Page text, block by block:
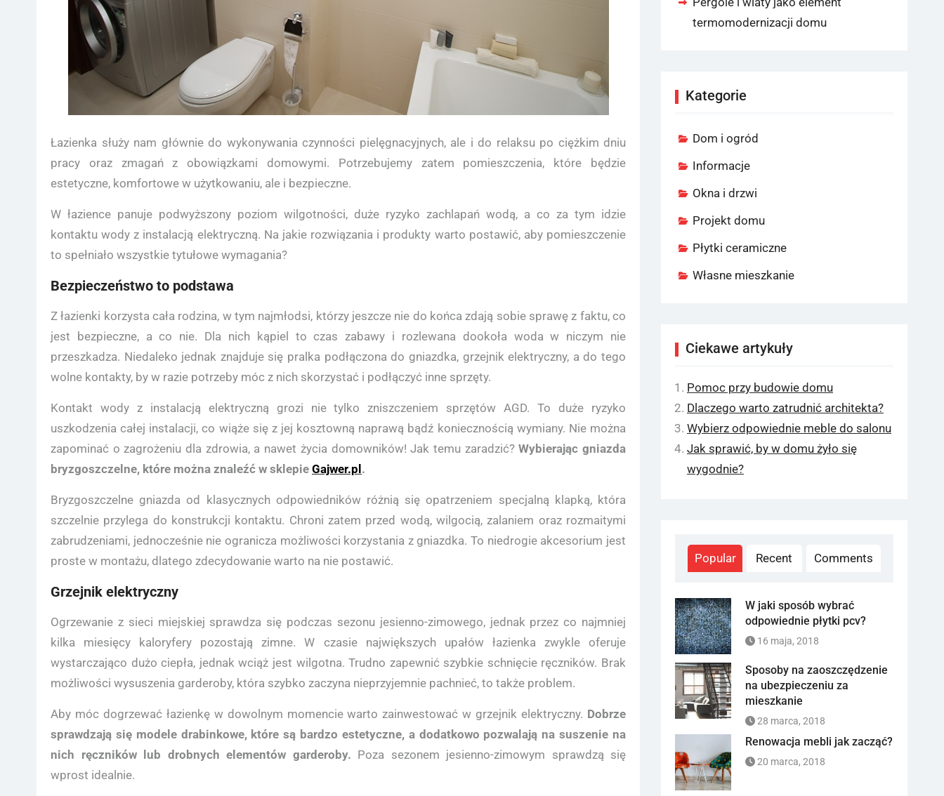
Łazienka służy nam głównie do wykonywania czynności pielęgnacyjnych, ale i do relaksu po ciężkim dniu
pracy oraz zmagań z obowiązkami domowymi. Potrzebujemy zatem pomieszczenia, które będzie
estetyczne, komfortowe w użytkowaniu, ale i bezpieczne.
W łazience panuje podwyższony poziom wilgotności, duże ryzyko zachlapań wodą, a co za tym idzie
kontaktu wody z instalacją elektryczną. Na jakie rozwiązania i produkty warto postawić, aby pomieszczenie
to spełniało wszystkie tytułowe wymagania?
Bezpieczeństwo to podstawa
Z łazienki korzysta cała rodzina, w tym najmłodsi, którzy jeszcze nie do końca zdają sobie sprawę z faktu, co
jest bezpieczne, a co nie. Dla nich kąpiel to czas zabawy i rozlewana dookoła woda w niczym nie
przeszkadza. Niedaleko jednak znajduje się pralka podłączona do gniazdka, grzejnik elektryczny, a do tego
wolne kontakty, by w razie potrzeby móc z nich skorzystać i podłączyć inne sprzęty.
Kontakt wody z instalacją elektryczną grozi nie tylko zniszczeniem sprzętów AGD. To duże ryzyko
uszkodzenia całej instalacji, co wiąże się z jej kosztowną naprawą bądź koniecznością wymiany. Nie można
zapominać o zagrożeniu dla zdrowia, a nawet życia domowników! Jak temu zaradzić?Wybierając gniazda
bryzgoszczelne, które można znaleźć w sklepie Gajwer.pl.
Bryzgoszczelne gniazda od klasycznych odpowiedników różnią się opatrzeniem specjalną klapką, która
szczelnie przylega do konstrukcji kontaktu. Chroni zatem przed wodą, wilgocią, zalaniem oraz rozmaitymi
zabrudzeniami, jednocześnie nie ogranicza możliwości korzystania z gniazdka. To niedrogie akcesorium jest
proste w montażu, dlatego zdecydowanie warto na nie postawić.
Grzejnik elektryczny
Ogrzewanie z sieci miejskiej sprawdza się podczas sezonu jesienno-zimowego, jednak przez co najmniej
kilka miesięcy kaloryfery pozostają zimne. W czasie największych upałów łazienka zwykle oferuje
wystarczająco dużo ciepła, jednak wciąż jest wilgotna. Trudno zapewnić szybkie schnięcie ręczników. Brak
możliwości wysuszenia garderoby, która szybko zaczyna nieprzyjemnie pachnieć, to także problem.
Aby móc dogrzewać łazienkę w dowolnym momencie warto zainwestować w grzejnik elektryczny. Dobrze
sprawdzają się modele drabinkowe, które są bardzo estetyczne, a dodatkowo pozwalają na suszenie na
nich ręczników lub drobnych elementów garderoby. Poza sezonem jesienno-zimowym sprawdzą się
wprost idealnie.
termomodernizacji domu
Kategorie
Dom i ogród
Informacje
Okna i drzwi
Projekt domu
Płytki ceramiczne
Własne mieszkanie
Ciekawe artykuły
Pomoc przy budowie domu
Dlaczego warto zatrudnić architekta?
Wybierz odpowiednie meble do salonu
Jak sprawić, by w domu żyło się
wygodnie?
Popular Recent Comments
W jaki sposób wybrać
odpowiednie płytki pcv?
16 maja, 2018
Sposoby na zaoszczędzenie
na ubezpieczeniu za
mieszkanie
28 marca, 2018
Renowacja mebli jak zacząć?
20 marca, 2018